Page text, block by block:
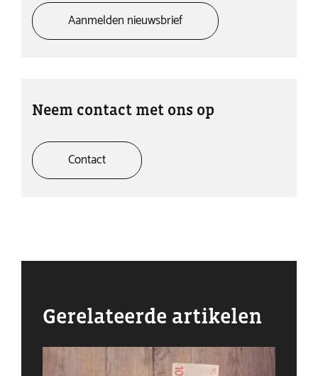
Aanmelden nieuwsbrief
Neem contact met ons op
Contact
Gerelateerde artikelen